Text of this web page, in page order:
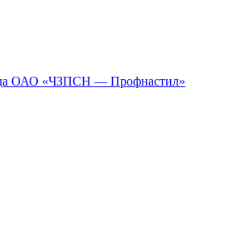
ОАО «ЧЗПСН — Профнастил»